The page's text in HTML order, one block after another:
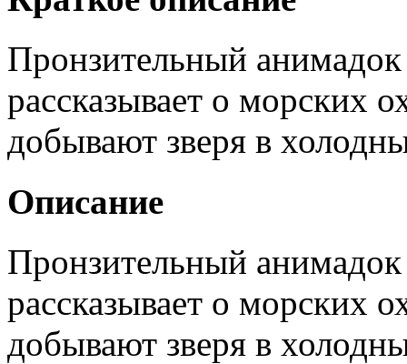
Пронзительный
рассказывает о морских
добывают зверя в
Описание
Пронзительный
рассказывает о морских
добывают зверя в